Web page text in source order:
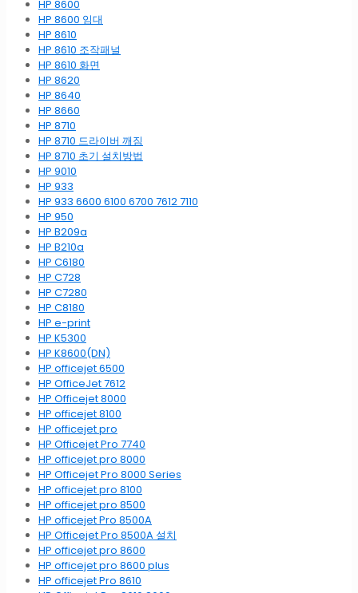
HP 8600
HP 8600 임대
HP 8610
HP 8610 조작패널
HP 8610 화면
HP 8620
HP 8640
HP 8660
HP 8710
HP 8710 드라이버 깨짐
HP 8710 초기 설치방법
HP 9010
HP 933
HP 933 6600 6100 6700 7612 7110
HP 950
HP B209a
HP B210a
HP C6180
HP C728
HP C7280
HP C8180
HP e-print
HP K5300
HP K8600(DN)
HP officejet 6500
HP OfficeJet 7612
HP Officejet 8000
HP officejet 8100
HP officejet pro
HP Officejet Pro 7740
HP officejet pro 8000
HP Officejet Pro 8000 Series
HP officejet pro 8100
HP officejet pro 8500
HP officejet Pro 8500A
HP Officejet Pro 8500A 설치
HP officejet pro 8600
HP officejet pro 8600 plus
HP officejet Pro 8610